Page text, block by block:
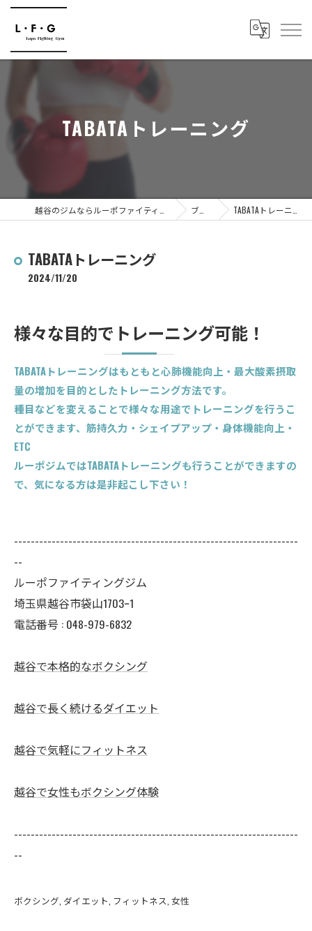
TABATAトレーニング
ブログ TABATAトレーニング
TABATAトレーニング
2024/11/20
様々な目的でトレーニング可能！
TABATAトレーニングはもともと心肺機能向上・最大酸素摂取
量の増加を目的としたトレーニング方法です。
種目などを変えることで様々な用途でトレーニングを行うこ
とができます、筋持久力・シェイプアップ・身体機能向上・
ETC
ルーポジムではTABATAトレーニングも行うことができますの
で、気になる方は是非起こし下さい！
--------------------------------------------------------------------
--
ルーポファイティングジム
埼玉県越谷市袋山1703ｰ1
電話番号 : 048-979-6832
越谷で本格的なボクシング
越谷で長く続けるダイエット
越谷で気軽にフィットネス
越谷で女性もボクシング体験
--------------------------------------------------------------------
--
ボクシング ダイエット フィットネス 女性